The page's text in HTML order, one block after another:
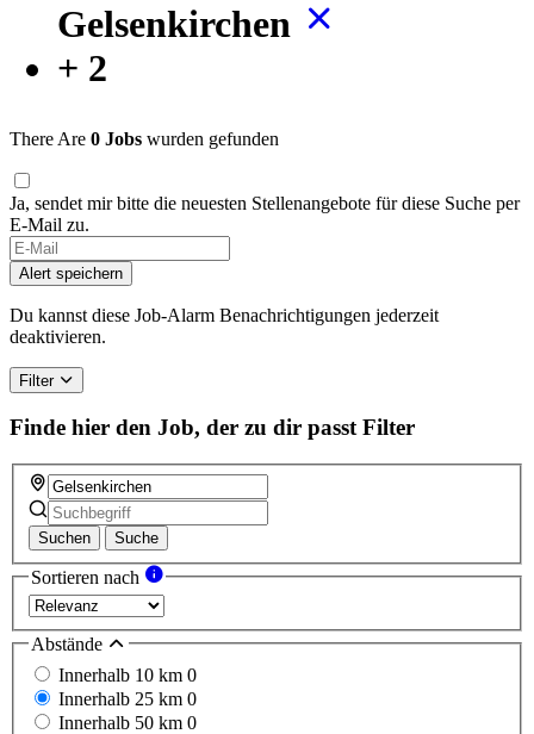
Gelsenkirchen
+ 2
There Are 0 Jobs wurden gefunden
Ja, sendet mir bitte die neuesten Stellenangebote für diese Suche per
E-Mail zu.
Alert speichern
Du kannst diese Job-Alarm Benachrichtigungen jederzeit
deaktivieren.
Filter
Finde hier den Job, der zu dir passt Filter
Suchen Suche
Sortieren nach
Abstände
Innerhalb 10 km 0
Innerhalb 25 km 0
Innerhalb 50 km 0